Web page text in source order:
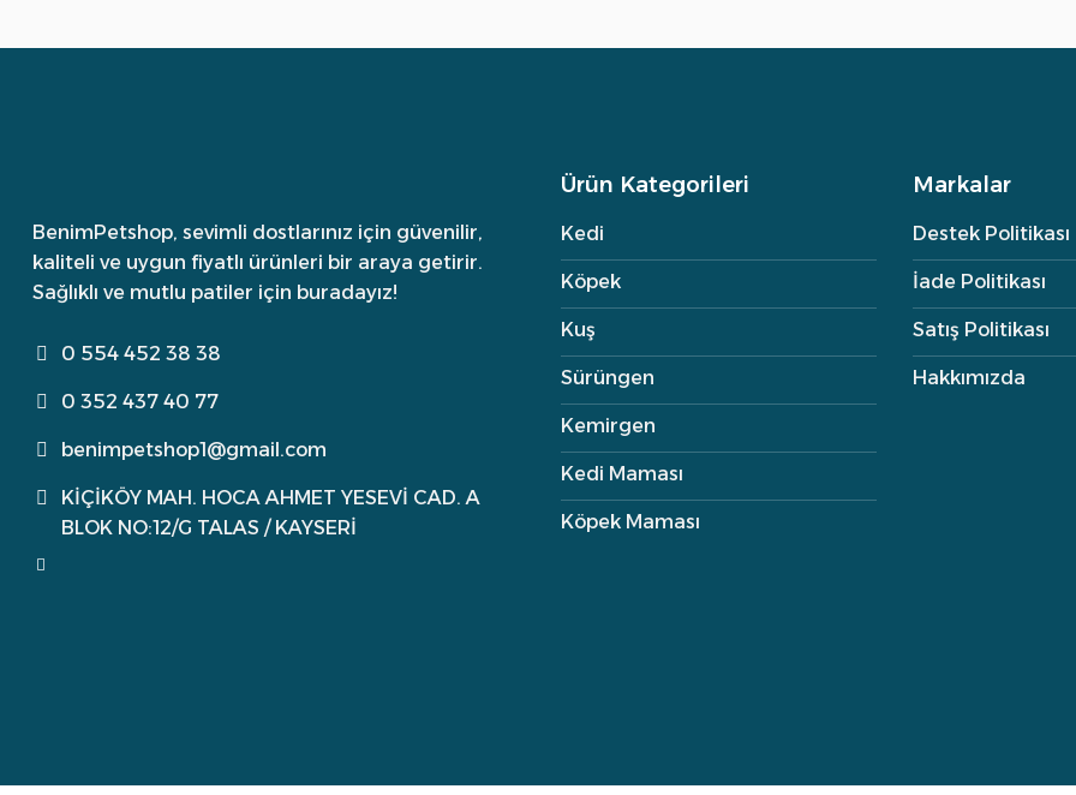
BenimPetshop, sevimli dostlarınız için güvenilir,
kaliteli ve uygun fiyatlı ürünleri bir araya getirir.
Sağlıklı ve mutlu patiler için buradayız!
0 554 452 38 38
0 352 437 40 77
benimpetshop1@gmail.com
KİÇİKÖY MAH. HOCA AHMET YESEVİ CAD. A
BLOK NO:12/G TALAS / KAYSERİ
Ürün Kategorileri
Kedi
Köpek
Kuş
Sürüngen
Kemirgen
Kedi Maması
Köpek Maması
Markalar
Destek Politikası
İade Politikası
Satış Politikası
Hakkımızda